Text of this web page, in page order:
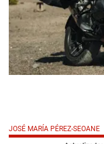
JOSÉ MARÍA PÉREZ-SEOANE